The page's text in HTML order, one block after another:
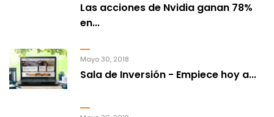
Las acciones de Nvidia ganan 78%
en...
Mayo 30, 2018
Sala de Inversión - Empiece hoy a...